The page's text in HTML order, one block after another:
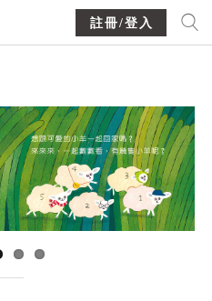
註冊/登入